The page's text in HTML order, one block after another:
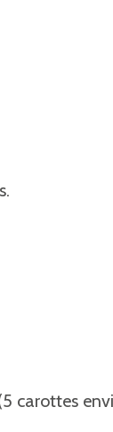
carottes